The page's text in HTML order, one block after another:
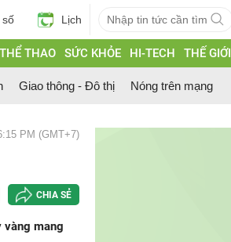
Lịch
THAO SỨC KHỎE HI-TECH THẾ GIỚI
Giao thông - Đô thị Nóng trên mạng
PM (GMT+7)
CHIA SẺ
vàng mang